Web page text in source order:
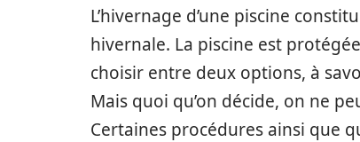
L’hivernage d’une piscine
hivernale. La piscine est
choisir entre deux options, à
Mais quoi qu’on décide, on ne
Certaines procédures ainsi que